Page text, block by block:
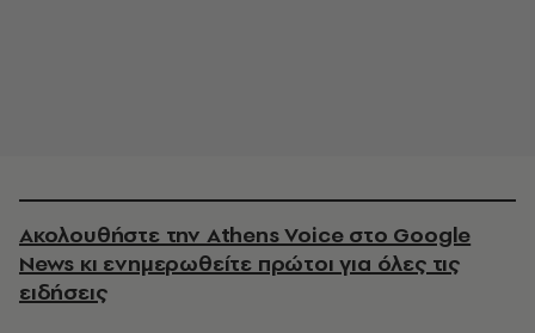
Ακολουθήστε την Athens Voice στο Google
News κι ενημερωθείτε πρώτοι για όλες τις
ειδήσεις